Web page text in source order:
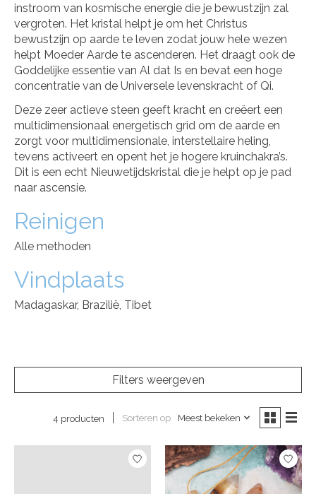
instroom van kosmische energie die je bewustzijn zal
vergroten. Het kristal helpt je om het Christus
bewustzijn op aarde te leven zodat jouw hele wezen
helpt Moeder Aarde te ascenderen. Het draagt ook de
Goddelijke essentie van Al dat Is en bevat een hoge
concentratie van de Universele levenskracht of Qi.
Deze zeer actieve steen geeft kracht en creëert een
multidimensionaal energetisch grid om de aarde en
zorgt voor multidimensionale, interstellaire heling,
tevens activeert en opent het je hogere kruinchakra’s.
Dit is een echt Nieuwetijdskristal die je helpt op je pad
naar ascensie.
Reinigen
Alle methoden
Vindplaats
Madagaskar, Brazilië, Tibet
Filters weergeven
4 producten Sorteren op Meest bekeken